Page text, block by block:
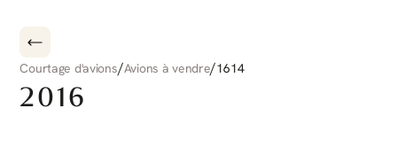
Courtage d'avions/Avions à vendre/1614
2016